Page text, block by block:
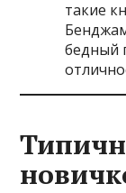
такие
бедный